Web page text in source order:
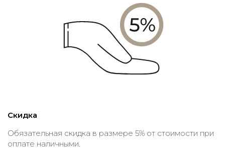
Скидка
Обязательная скидка в размере 5% от стоимости при
оплате наличными.